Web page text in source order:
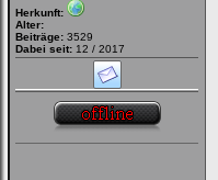
Herkunft:
Alter:
Beiträge: 3529
Dabei seit: 12 / 2017